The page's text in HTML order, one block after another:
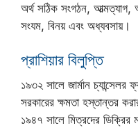
অর্থ সঠিক সংগঠন,
সংযম, বিনয় এবং অধ্যবসায়।
প্রাশিয়ার বিলুপ্তি
১৯৩২ সালে জার্মান চ্যান্সেলর
সরকারের ক্ষমতা হস্তান্তর
১৯৪৭ সালে মিত্রদের ডিক্রির